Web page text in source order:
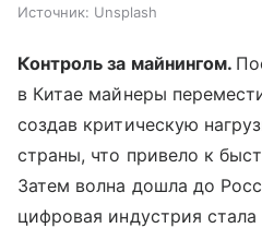
Источник: Unsplash
Контроль за майнингом.
в Китае майнеры
создав критическую
страны, что привело к
Затем волна дошла до
цифровая индустрия